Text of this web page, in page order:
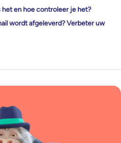
het en hoe controleer je het?
wordt afgeleverd? Verbeter uw